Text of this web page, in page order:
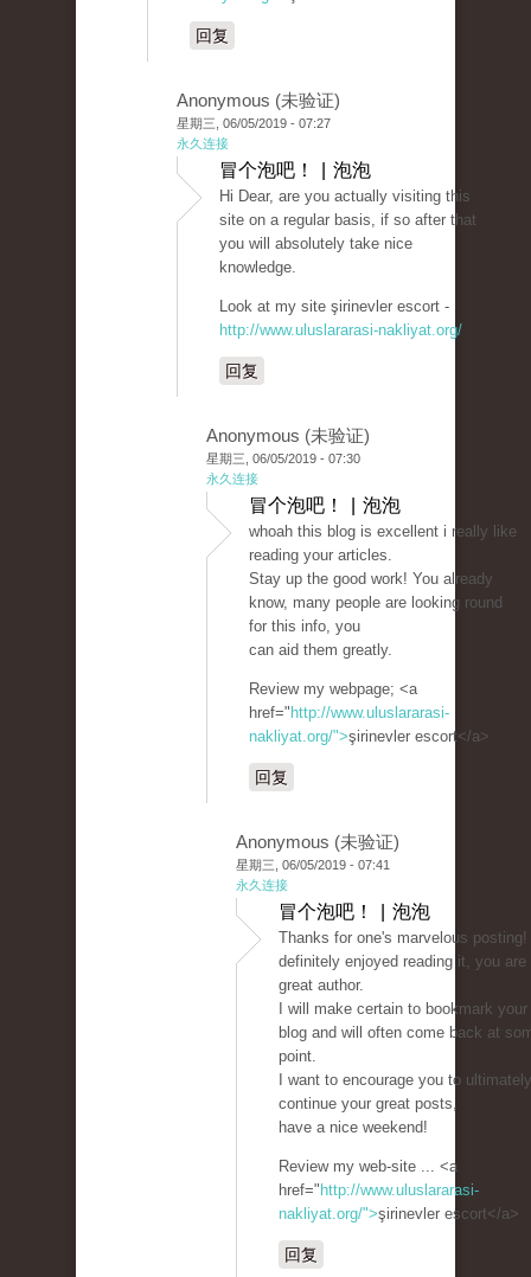
回复
Anonymous (未验证)
星期三, 06/05/2019 - 07:27
永久连接
冒个泡吧！ | 泡泡
Hi Dear, are you actually visiting this
site on a regular basis, if so after that
you will absolutely take nice
knowledge.
Look at my site şirinevler escort -
http://www.uluslararasi-nakliyat.org/
回复
Anonymous (未验证)
星期三, 06/05/2019 - 07:30
永久连接
冒个泡吧！ | 泡泡
whoah this blog is excellent i really like
reading your articles.
Stay up the good work! You already
know, many people are looking round
for this info, you
can aid them greatly.
Review my webpage; <a
href=" http://www.uluslararasi-
nakliyat.org/">şirinevler escort</a>
回复
Anonymous (未验证)
星期三, 06/05/2019 - 07:41
永久连接
冒个泡吧！ | 泡泡
Thanks for one's marvelous posting!
definitely enjoyed reading it, you are
great author.
I will make certain to bookmark your
blog and will often come back at
point.
I want to encourage you to ultimately
continue your great posts,
have a nice weekend!
Review my web-site ... <a
href=" http://www.uluslararasi-
nakliyat.org/">şirinevler escort</a>
回复